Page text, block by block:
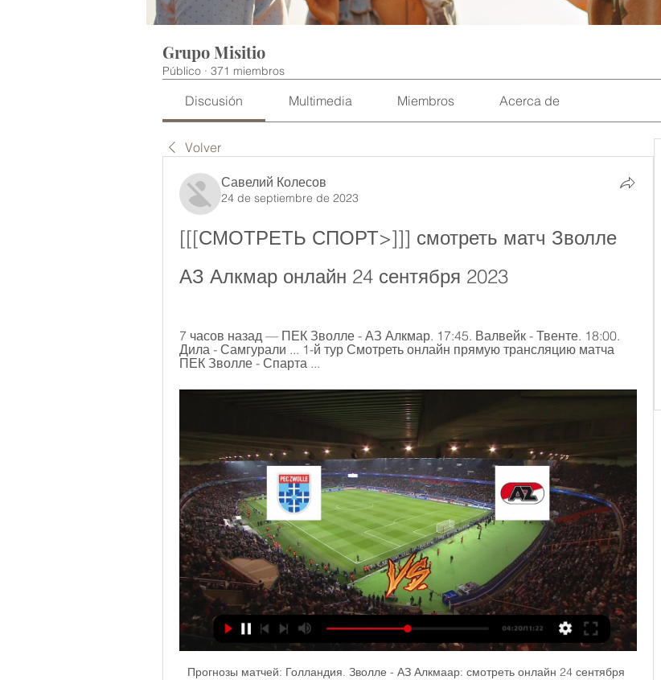
Grupo Misitio
Público · 371 miembros
Discusión Multimedia Miembros Acerca de
Volver
Савелий Колесов
24 de septiembre de 2023
[[[СМОТРЕТЬ СПОРТ>]]] смотреть матч Зволле
АЗ Алкмар онлайн 24 сентября 2023
7 часов назад — ПЕК Зволле - АЗ Алкмар. 17:45. Валвейк - Твенте. 18:00.
Дила - Самгурали ... 1-й тур Смотреть онлайн прямую трансляцию матча
ПЕК Зволле - Спарта ...
Прогнозы матчей: Голландия. Зволле - АЗ Алкмаар: смотреть онлайн 24 сентября